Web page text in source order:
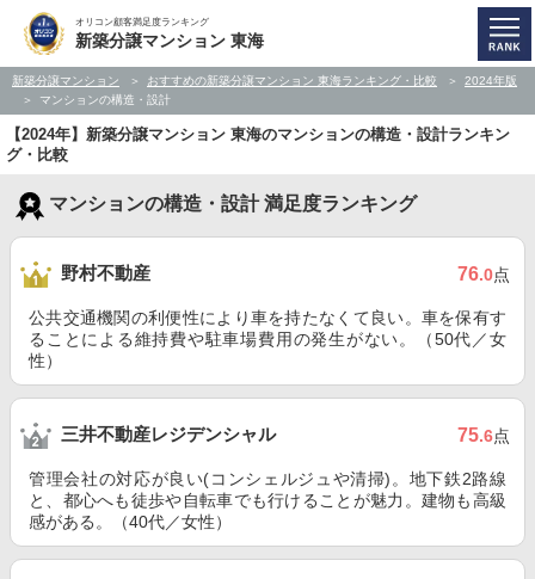
オリコン顧客満足度ランキング
新築分譲マンション 東海
新築分譲マンション おすすめの新築分譲マンション 東海ランキング・比較
2024年版
マンションの構造・設計
【2024年】新築分譲マンション 東海のマンションの構造・設計ランキン
グ・比較
マンションの構造・設計 満足度ランキング
野村不動産 76.0点
公共交通機関の利便性により車を持たなくて良い。車を保有す
ることによる維持費や駐車場費用の発生がない。（50代／女
性）
三井不動産レジデンシャル 75.6点
管理会社の対応が良い(コンシェルジュや清掃)。地下鉄2路線
と、都心へも徒歩や自転車でも行けることが魅力。建物も高級
感がある。（40代／女性）